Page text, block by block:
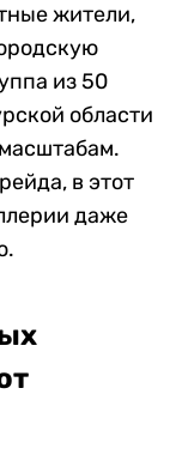
жители,
из 50
области
в этот
даже